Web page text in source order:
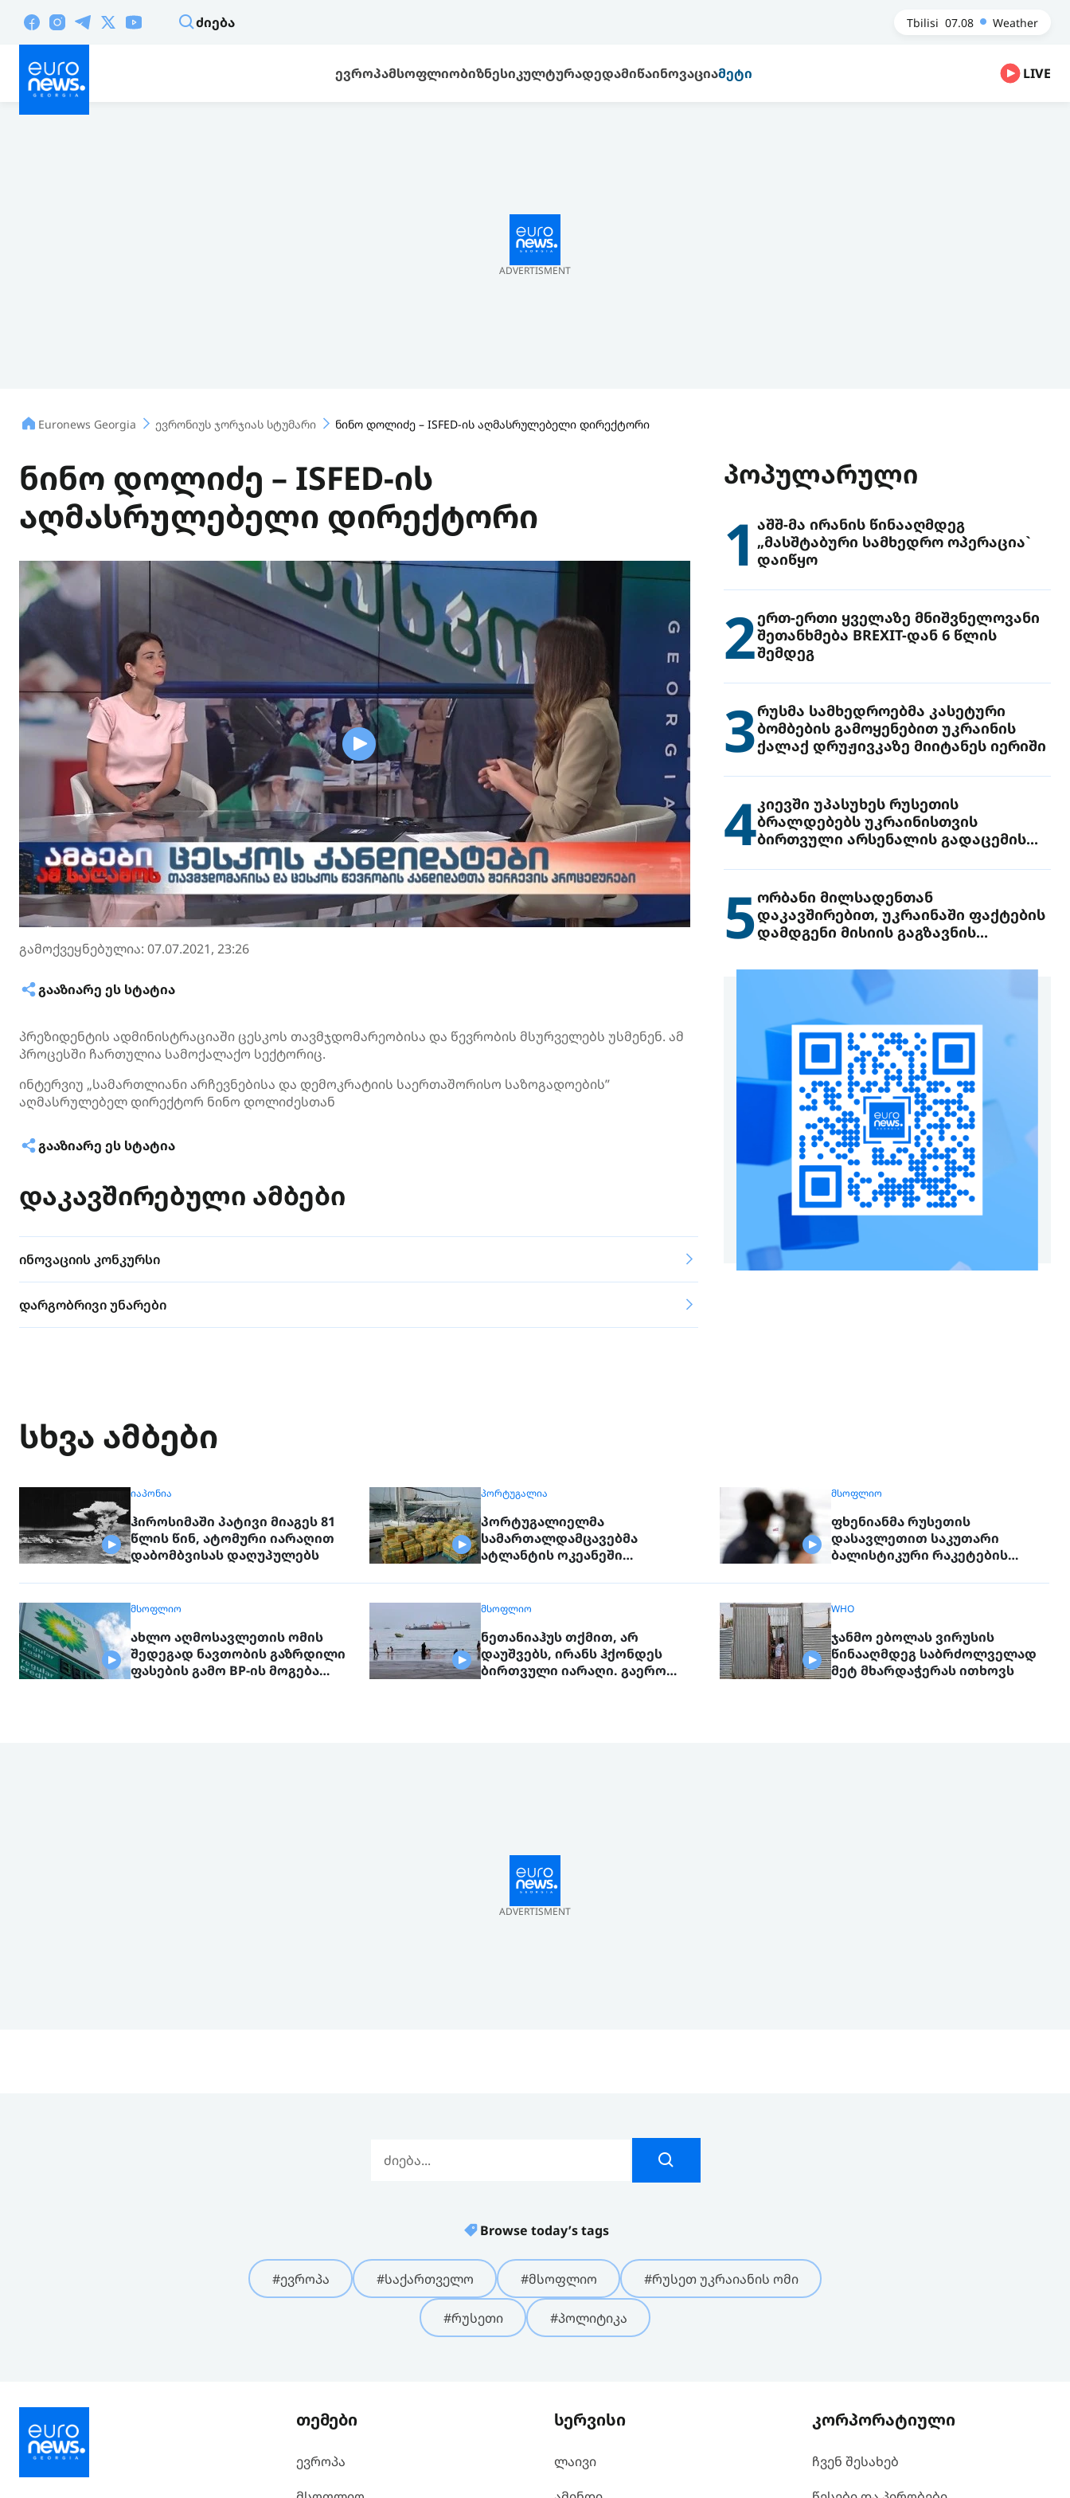
ᲫᲘᲔᲑᲐ Tbilisi 07.08 Weather
ᲔᲕᲠᲝᲞᲐᲛᲡᲝᲤᲚᲘᲝᲑᲘᲖᲜᲔᲡᲘᲙᲣᲚᲢᲣᲠᲐᲓᲔᲓᲐᲛᲘᲬᲐᲘᲜᲝᲕᲐᲪᲘᲐᲛᲔᲢᲘ LIVE
ADVERTISMENT
Euronews Georgia ევრონიუს ჯორჯიას სტუმარი ნინო დოლიძე – ISFED-ის აღმასრულებელი დირექტორი
ნინო დოლიძე – ISFED-ის
აღმასრულებელი დირექტორი
გამოქვეყნებულია: 07.07.2021, 23:26
ᲒᲐᲐᲖᲘᲐᲠᲔ ᲔᲡ ᲡᲢᲐᲢᲘᲐ
პრეზიდენტის ადმინისტრაციაში ცესკოს თავმჯდომარეობისა და წევრობის მსურველებს უსმენენ. ამ
პროცესში ჩართულია სამოქალაქო სექტორიც.
ინტერვიუ „სამართლიანი არჩევნებისა და დემოკრატიის საერთაშორისო საზოგადოების”
აღმასრულებელ დირექტორ ნინო დოლიძესთან
ᲒᲐᲐᲖᲘᲐᲠᲔ ᲔᲡ ᲡᲢᲐᲢᲘᲐ
დაკავშირებული ამბები
ინოვაციის კონკურსი
დარგობრივი უნარები
ᲞᲝᲞᲣᲚᲐᲠᲣᲚᲘ
1აშშ-მა ირანის წინააღმდეგ
„მასშტაბური სამხედრო ოპერაცია`
დაიწყო
2ერთ-ერთი ყველაზე მნიშვნელოვანი
შეთანხმება BREXIT-დან 6 წლის
შემდეგ
3რუსმა სამხედროებმა კასეტური
ბომბების გამოყენებით უკრაინის
ქალაქ დრუჟივკაზე მიიტანეს იერიში
4კიევში უპასუხეს რუსეთის
ბრალდებებს უკრაინისთვის
ბირთვული არსენალის გადაცემის
5ორბანი მილსადენთან
დაკავშირებით, უკრაინაში ფაქტების
დამდგენი მისიის გაგზავნის
სხვა ამბები
ᲘᲐᲞᲝᲜᲘᲐ
ჰიროსიმაში პატივი მიაგეს 81
წლის წინ, ატომური იარაღით
დაბომბვისას დაღუპულებს
ᲞᲝᲠᲢᲣᲒᲐᲚᲘᲐ
პორტუგალიელმა
სამართალდამცავებმა
ატლანტის ოკეანეში
კოკაინი ამოიღეს
ᲛᲡᲝᲤᲚᲘᲝ
ფხენიანმა რუსეთის
დასავლეთით საკუთარი
ბალისტიკური რაკეტების
ᲛᲡᲝᲤᲚᲘᲝ
ახლო აღმოსავლეთის ომის
შედეგად ნავთობის გაზრდილი
ფასების გამო BP-ის მოგება
ᲛᲡᲝᲤᲚᲘᲝ
ნეთანიაჰუს თქმით, არ
დაუშვებს, ირანს ჰქონდეს
ბირთვული იარაღი. გაერო
WHO
ჯანმო ებოლას ვირუსის
წინააღმდეგ საბრძოლველად
მეტ მხარდაჭერას ითხოვს
ADVERTISMENT
Browse today’s tags
#ევროპა #საქართველო #მსოფლიო #რუსეთ უკრაიანის ომი
#რუსეთი #პოლიტიკა
თემები
ევროპა
სერვისი
ლაივი
კორპორატიული
ჩვენ შესახებ